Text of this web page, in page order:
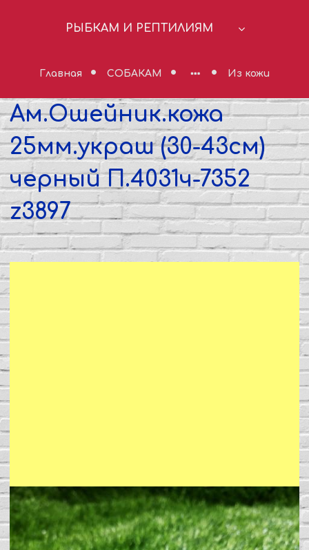
РЫБКАМ И РЕПТИЛИЯМ
Главная СОБАКАМ Из кожи
Ам.Ошейник.кожа
25мм.украш (30-43см)
черный П.4031ч-7352
z3897